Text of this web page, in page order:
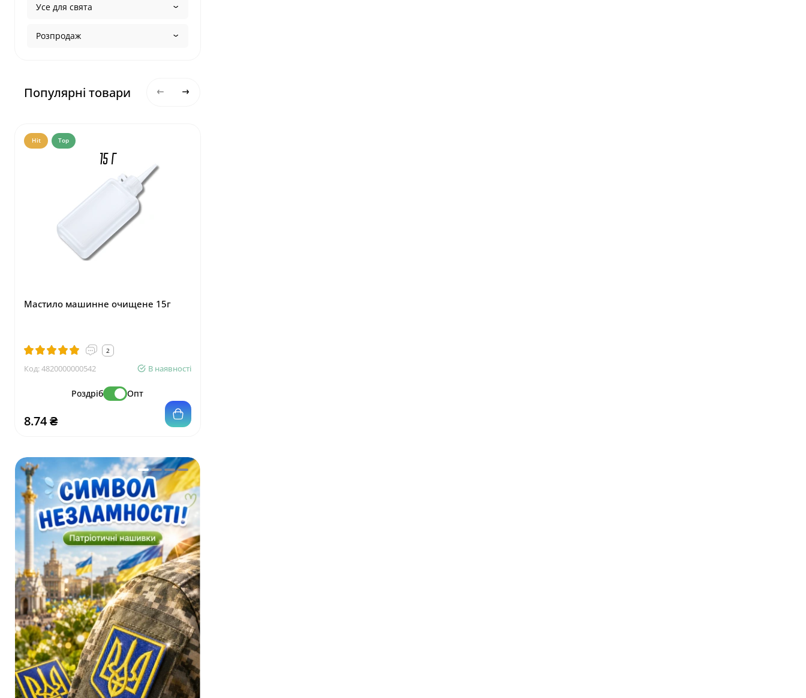
Усе для свята
Розпродаж
Популярні товари
Hit Top
Мастило машинне очищене 15г
2
Код:4820000000542 В наявності
Роздріб Опт
8.74 ₴